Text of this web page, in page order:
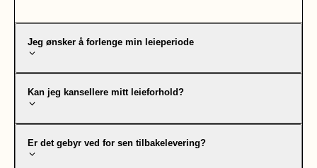
Jeg ønsker å forlenge min leieperiode
Kan jeg kansellere mitt leieforhold?
Er det gebyr ved for sen tilbakelevering?